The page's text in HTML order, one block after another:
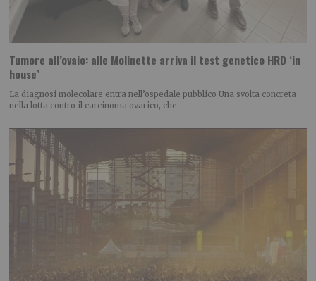
Tumore all’ovaio: alle Molinette arriva il test genetico HRD ‘in
house’
La diagnosi molecolare entra nell’ospedale pubblico Una svolta concreta
nella lotta contro il carcinoma ovarico, che